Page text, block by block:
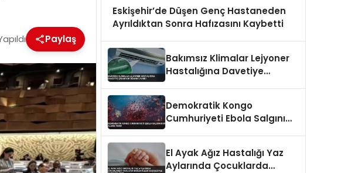
Paylaş
Eskişehir’de Düşen Genç Hastaneden
Ayrıldıktan Sonra Hafızasını Kaybetti
Bakımsız Klimalar Lejyoner
Hastalığına Davetiye
Demokratik Kongo
Cumhuriyeti Ebola Salgını
El Ayak Ağız Hastalığı Yaz
Aylarında Çocuklarda